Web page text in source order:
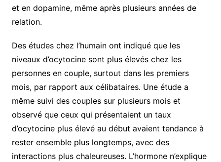
et en dopamine, même après plusieurs années de
relation.
Des études chez l’humain ont indiqué que les
niveaux d’ocytocine sont plus élevés chez les
personnes en couple, surtout dans les premiers
mois, par rapport aux célibataires. Une étude a
même suivi des couples sur plusieurs mois et
observé que ceux qui présentaient un taux
d’ocytocine plus élevé au début avaient tendance à
rester ensemble plus longtemps, avec des
interactions plus chaleureuses. L’hormone n’explique